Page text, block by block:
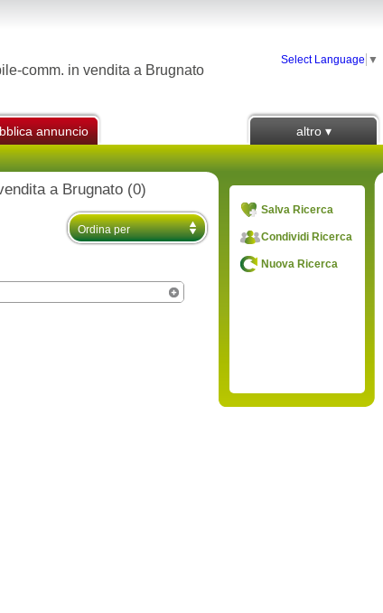
comm. in vendita a Brugnato
annuncio altro ▾
Select Language ▼
a Brugnato (0)
Salva Ricerca
Condividi Ricerca
Nuova Ricerca